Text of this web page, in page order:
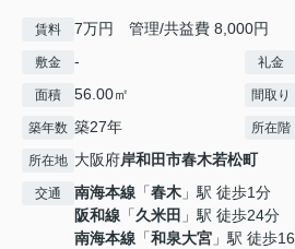
賃料 7万円 管理/共益費 8,000円
敷金 - 礼金
面積 56.00㎡ 間取り
築年数 築27年 所在階
所在地 大阪府岸和田市春木若松町
交通 南海本線 「春木 」駅 徒歩1分
阪和線 「久米田 」駅 徒歩24分
南海本線 「和泉大宮 」駅 徒歩